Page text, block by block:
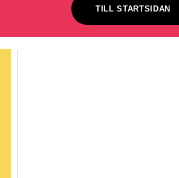
TILL STARTSIDAN